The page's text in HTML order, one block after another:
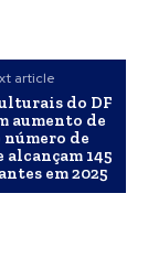
article
do DF
aumento de
número de
alcançam 145
em 2025